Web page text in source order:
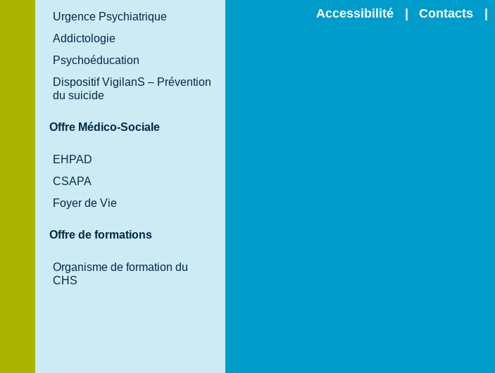
Urgence Psychiatrique
Addictologie
Psychoéducation
Dispositif VigilanS – Prévention
du suicide
Offre Médico-Sociale
EHPAD
CSAPA
Foyer de Vie
Offre de formations
Organisme de formation du
CHS
Accessibilité Contacts